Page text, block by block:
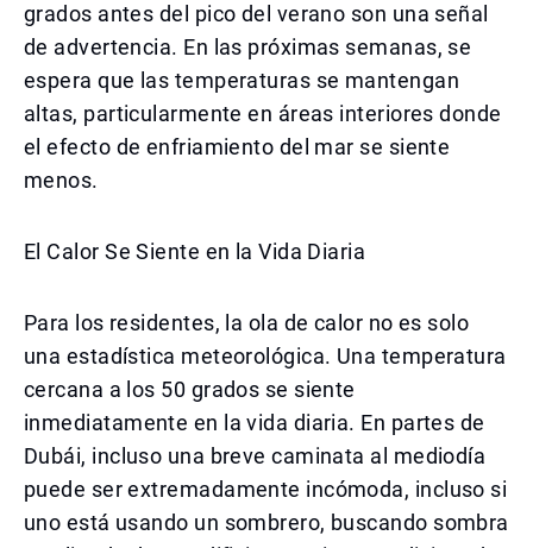
grados antes del pico del verano son una señal
de advertencia. En las próximas semanas, se
espera que las temperaturas se mantengan
altas, particularmente en áreas interiores donde
el efecto de enfriamiento del mar se siente
menos.
El Calor Se Siente en la Vida Diaria
Para los residentes, la ola de calor no es solo
una estadística meteorológica. Una temperatura
cercana a los 50 grados se siente
inmediatamente en la vida diaria. En partes de
Dubái, incluso una breve caminata al mediodía
puede ser extremadamente incómoda, incluso si
uno está usando un sombrero, buscando sombra